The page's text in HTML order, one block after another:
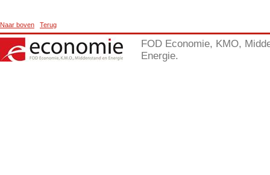
Naar boven Terug
FOD Economie, KMO,
Energie.